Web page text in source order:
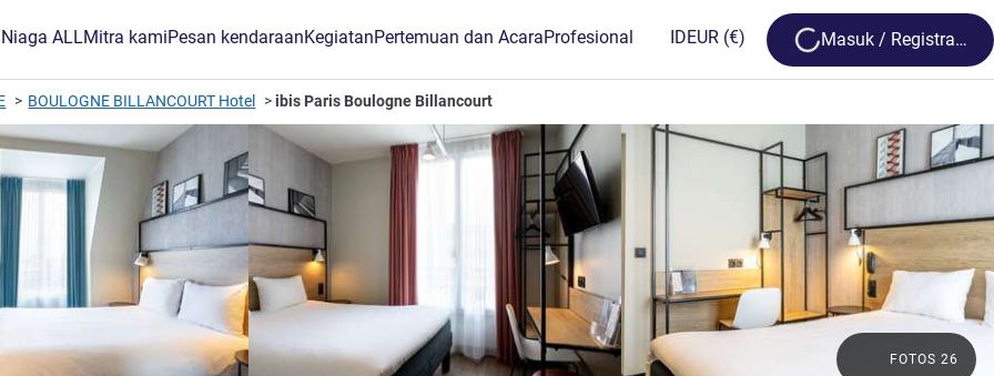
ALLMitra kamiPesan kendaraanKegiatanPertemuan dan AcaraProfesional IDEUR (€) Loading...
Masuk / Registrasi
BOULOGNE BILLANCOURT Hotel ibis Paris Boulogne Billancourt
FOTOS 26